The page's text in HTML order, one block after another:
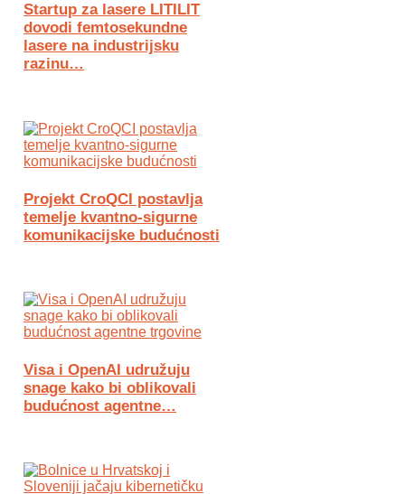
Startup za lasere LITILIT
dovodi femtosekundne
lasere na industrijsku
razinu…
Projekt CroQCI postavlja
temelje kvantno-sigurne
komunikacijske budućnosti
Visa i OpenAI udružuju
snage kako bi oblikovali
budućnost agentne…